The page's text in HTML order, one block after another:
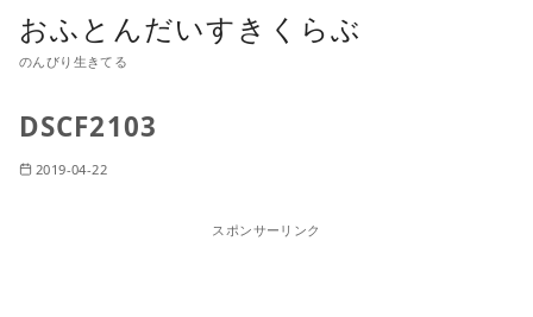
おふとんだいすきくらぶ
のんびり生きてる
DSCF2103
2019-04-22
スポンサーリンク